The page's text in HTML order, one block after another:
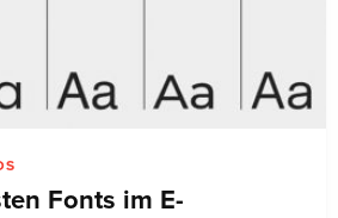
Fonts im E-